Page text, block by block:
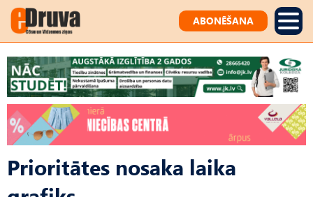
ABONĒŠANA
Prioritātes nosaka laika